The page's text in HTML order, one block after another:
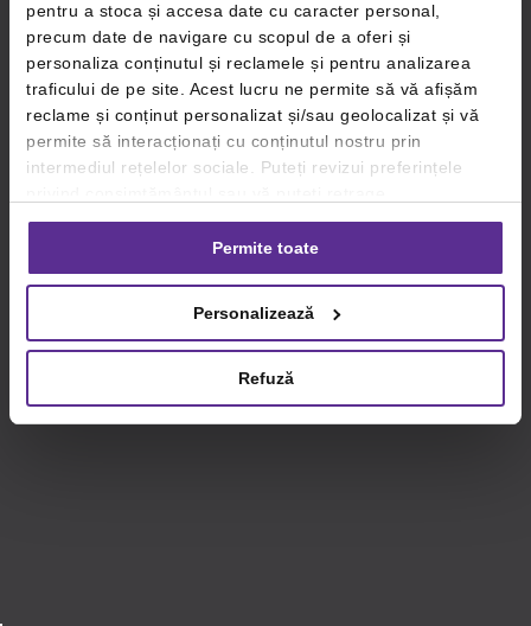
pentru a stoca și accesa date cu caracter personal,
precum date de navigare cu scopul de a oferi și
personaliza conținutul și reclamele și pentru analizarea
traficului de pe site. Acest lucru ne permite să vă afișăm
reclame și conținut personalizat și/sau geolocalizat și vă
permite să interacționați cu conținutul nostru prin
intermediul rețelelor sociale. Puteți revizui preferințele
consimțământul oricând, făcând click pe linkul către
setările dvs. de cookie-uri.
privind utilizarea modulelor cookie.Detalii
Permite toate
Personalizează
Refuză